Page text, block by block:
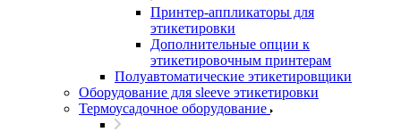
Принтер-аппликаторы для
этикетировки
Дополнительные опции к
этикетировочным принтерам
Полуавтоматические этикетировщики
Оборудование для sleeve этикетировки
Термоусадочное оборудование